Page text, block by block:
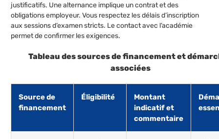
justificatifs. Une alternance implique un contrat et des
obligations employeur. Vous respectez les délais d’inscription
aux sessions d’examen stricts. Le contact avec l’académie
permet de confirmer les exigences.
Tableau des sources de financement et
associées
Source de
financement
Éligibilité
Montant
indicatif et
commentaire